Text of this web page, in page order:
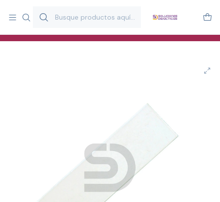
y estimulación infantil en Chile.
Especialistas en recursos educativos para aulas, terapeutas y